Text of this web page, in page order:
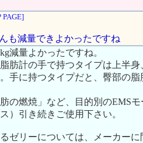
PAGE]
も減量できよかったですね
減量よかったですね。
肪計の手で持つタイプは上半
手に持つタイプだと、臀部の
の燃焼」など、目的別のEMS
）引き続きご使用下さい。
ゼリーについては、メーカー